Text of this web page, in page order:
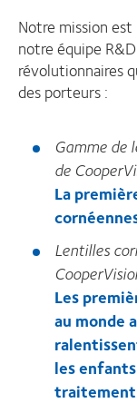
Notre mission est
notre équipe
révolutionnaires
des porteurs :
Gamme de
de
La
Lentilles
Les
au monde
les